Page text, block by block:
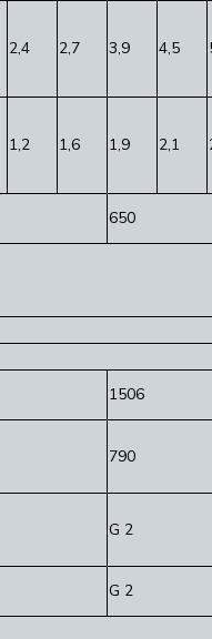
2,4 2,7 3,9 4,5
1,2 1,6 1,9 2,1
650
1506
790
G 2
G 2